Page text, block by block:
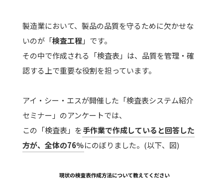
製造業において、製品の品質を守るために欠かせな
いのが「検査工程」です。
その中で作成される「検査表」は、品質を管理・確
認する上で重要な役割を担っています。
アイ・シー・エスが開催した「検査表システム紹介
セミナー」のアンケートでは、
この「検査表」を手作業で作成していると回答した
方が、全体の76％にのぼりました。(以下、図)